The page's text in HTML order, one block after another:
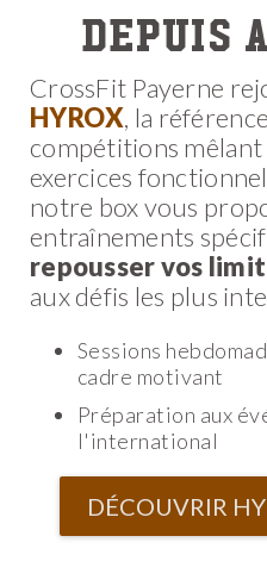
depuis
CrossFit Payerne
HYROX, la
compétitions mêlant
exercices
notre box vous
entraînements
repousser vos
aux défis les plus
Sessions
cadre motivant
Préparation aux
l'international
DÉCOUVRIR